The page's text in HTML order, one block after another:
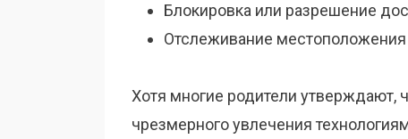
Блокировка или разрешение
Отслеживание местоположения
Хотя многие родители утверждают,
чрезмерного увлечения